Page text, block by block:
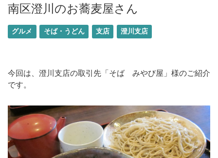
南区澄川のお蕎麦屋さん
グルメ そば・うどん 支店 澄川支店
今回は、澄川支店の取引先「そば みやび屋」様のご紹介
です。